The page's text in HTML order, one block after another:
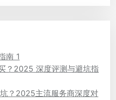
南 1
？2025 深度评测与避坑指
？2025主流服务商深度对